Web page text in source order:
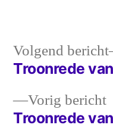
Bericht
navigatie
Vorig bericht
Troonrede
Volgend bericht
Troonrede